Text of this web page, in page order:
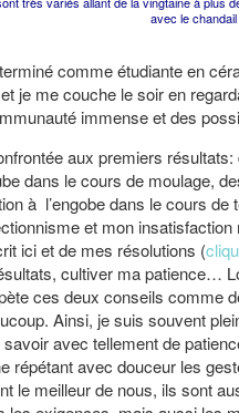
avec le
comme étudiante en
je me couche le soir en
immense et des
aux premiers
dans le cours de moulage,
à l’engobe dans le cours
et mon
ici et de mes résolutions (
cultiver ma patience…
ces deux conseils comme
Ainsi, je suis souvent
avec tellement de
répétant avec douceur les
le meilleur de nous, ils sont